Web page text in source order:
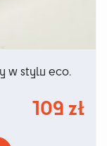
w stylu eco.
109 zł